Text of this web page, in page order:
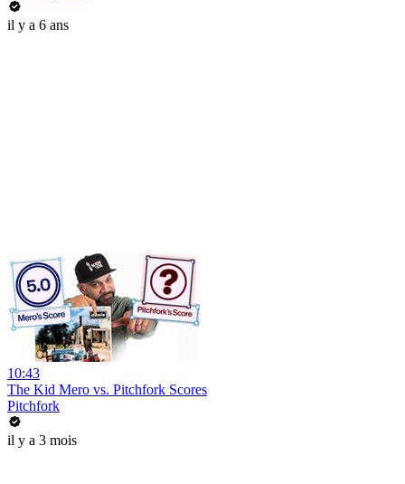
il y a 6 ans
10:43
The Kid Mero vs. Pitchfork Scores
Pitchfork
il y a 3 mois